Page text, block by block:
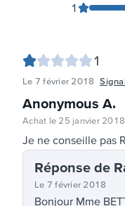
1
1
Le 7 février 2018
Anonymous A.
Achat le 25 janvier 2018
Je ne conseille pas
Réponse de
Le 7 février 2018
Bonjour Mme